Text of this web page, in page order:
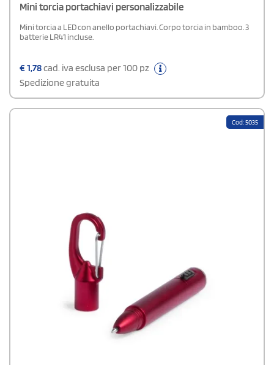
Mini torcia portachiavi personalizzabile
Mini torcia a LED con anello portachiavi. Corpo torcia in bamboo. 3
batterie LR41 incluse.
€1,78cad. iva esclusa per 100 pz
Spedizione gratuita
Cod: 5035